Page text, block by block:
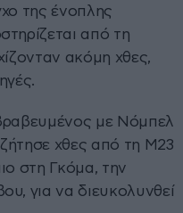
της ένοπλης
από τη
ακόμη χθες,
με Νόμπελ
χθες από τη M23
στη Γκόμα, την
για να διευκολυνθεί